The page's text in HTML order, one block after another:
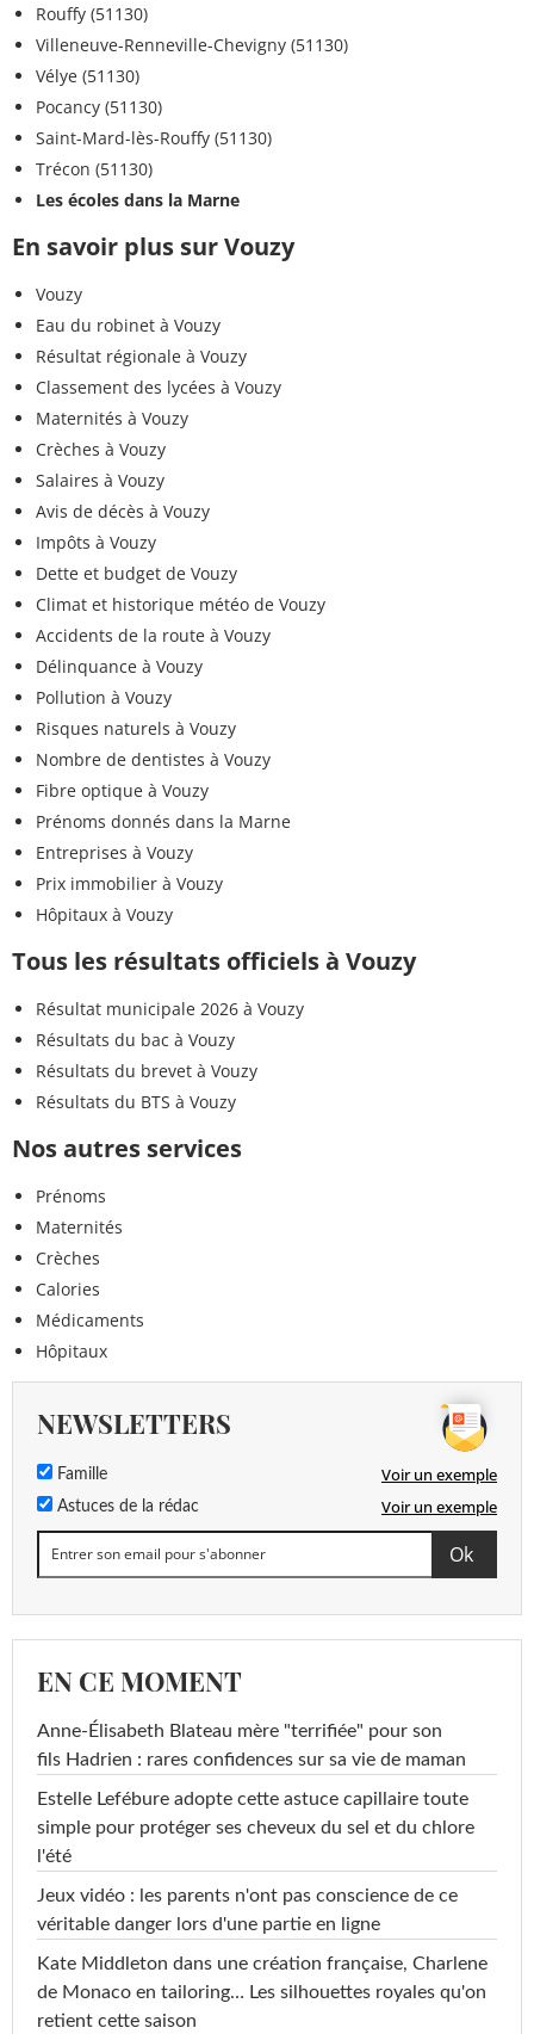
Rouffy (51130)
Villeneuve-Renneville-Chevigny (51130)
Vélye (51130)
Pocancy (51130)
Saint-Mard-lès-Rouffy (51130)
Trécon (51130)
Les écoles dans la Marne
En savoir plus sur Vouzy
Vouzy
Eau du robinet à Vouzy
Résultat régionale à Vouzy
Classement des lycées à Vouzy
Maternités à Vouzy
Crèches à Vouzy
Salaires à Vouzy
Avis de décès à Vouzy
Impôts à Vouzy
Dette et budget de Vouzy
Climat et historique météo de Vouzy
Accidents de la route à Vouzy
Délinquance à Vouzy
Pollution à Vouzy
Risques naturels à Vouzy
Nombre de dentistes à Vouzy
Fibre optique à Vouzy
Prénoms donnés dans la Marne
Entreprises à Vouzy
Prix immobilier à Vouzy
Hôpitaux à Vouzy
Tous les résultats officiels à Vouzy
Résultat municipale 2026 à Vouzy
Résultats du bac à Vouzy
Résultats du brevet à Vouzy
Résultats du BTS à Vouzy
Nos autres services
Prénoms
Maternités
Crèches
Calories
Médicaments
Hôpitaux
NEWSLETTERS
Famille Voir un exemple
Astuces de la rédac Voir un exemple
EN CE MOMENT
Anne-Élisabeth Blateau mère "terrifiée" pour son
fils Hadrien : rares confidences sur sa vie de maman
Estelle Lefébure adopte cette astuce capillaire toute
simple pour protéger ses cheveux du sel et du chlore
l'été
Jeux vidéo : les parents n'ont pas conscience de ce
véritable danger lors d'une partie en ligne
Kate Middleton dans une création française, Charlene
de Monaco en tailoring… Les silhouettes royales qu'on
retient cette saison